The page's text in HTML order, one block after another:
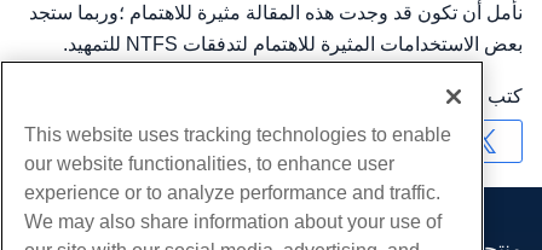
نأمل أن تكون قد وجدت هذه المقالة مثيرة للاهتمام ؛وربما ستجد
بعض الاستخدامات المثيرة للاهتمام لتدفقات NTFS للتمهيد.
كتب بواسطة
نسخ URL
This website uses tracking technologies to enable
our website functionalities, to enhance user
experience or to analyze performance and traffic.
We may also share information about your use of